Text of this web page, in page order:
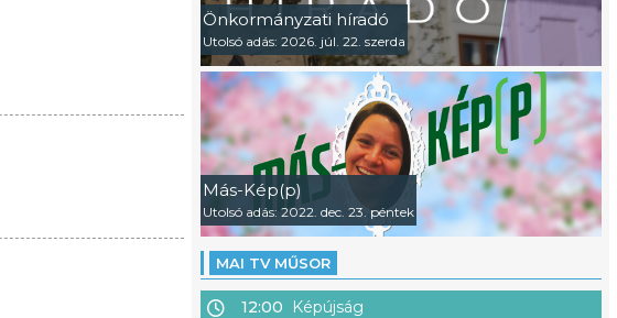
Önkormányzati híradó
Utolsó adás: 2026. júl. 22. szerda
Más-Kép(p)
Utolsó adás: 2022. dec. 23. péntek
MAI TV MŰSOR
12:00
Képújság